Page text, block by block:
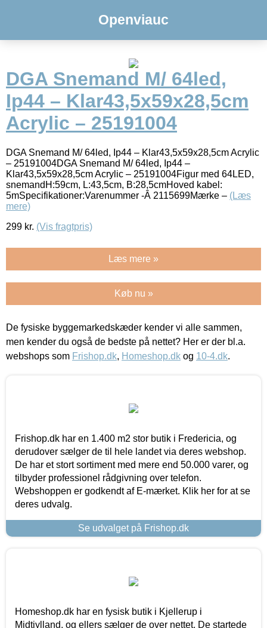
Openviauc
DGA Snemand M/ 64led,
Ip44 – Klar43,5x59x28,5cm
Acrylic – 25191004
DGA Snemand M/ 64led, Ip44 – Klar43,5x59x28,5cm Acrylic
– 25191004DGA Snemand M/ 64led, Ip44 –
Klar43,5x59x28,5cm Acrylic – 25191004Figur med 64LED,
snemandH:59cm, L:43,5cm, B:28,5cmHoved kabel:
5mSpecifikationer:Varenummer -Â 2115699Mærke – (Læs
mere)
299 kr. (Vis fragtpris)
Læs mere »
Køb nu »
De fysiske byggemarkedskæder kender vi alle sammen,
men kender du også de bedste på nettet? Her er der bl.a.
webshops som Frishop.dk, Homeshop.dk og 10-4.dk.
Frishop.dk har en 1.400 m2 stor butik i Fredericia, og
derudover sælger de til hele landet via deres webshop.
De har et stort sortiment med mere end 50.000 varer, og
tilbyder professionel rådgivning over telefon.
Webshoppen er godkendt af E-mærket. Klik her for at se
deres udvalg.
Se udvalget på Frishop.dk
Homeshop.dk har en fysisk butik i Kjellerup i
Midtjylland, og ellers sælger de over nettet. De startede